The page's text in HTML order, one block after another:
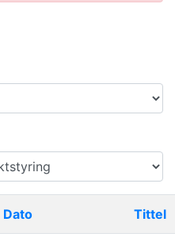
Dato Tittel